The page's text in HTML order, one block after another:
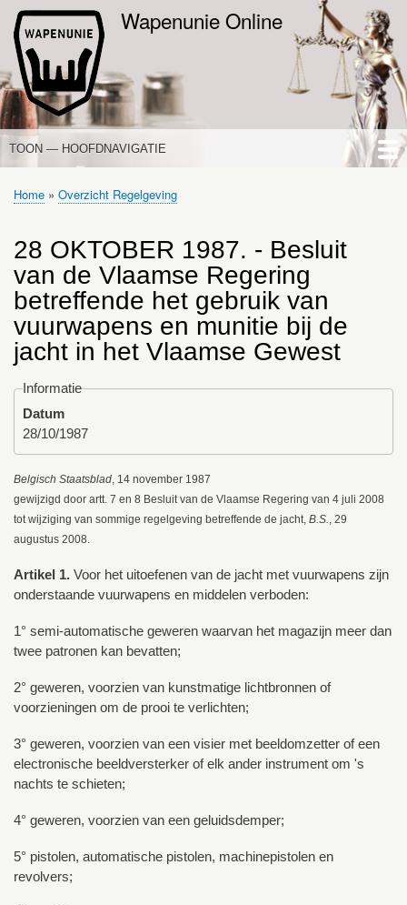
Overslaan
en
Wapenunie Online
HOOFDNAVIGATIE
TOON — HOOFDNAVIGATIE
HOME
NIEUWS
DE WAPENWET
STANDPUNTEN
PORTALEN
OVER WAPENUNIE
Kruimelpad
Home Overzicht Regelgeving
28 OKTOBER 1987. - Besluit
van de Vlaamse Regering
betreffende het gebruik van
vuurwapens en munitie bij de
jacht in het Vlaamse Gewest
Informatie
Datum
28/10/1987
Belgisch Staatsblad, 14 november 1987
gewijzigd door artt. 7 en 8 Besluit van de Vlaamse Regering van 4 juli 2008
tot wijziging van sommige regelgeving betreffende de jacht, B.S., 29
augustus 2008.
Artikel 1. Voor het uitoefenen van de jacht met vuurwapens zijn
onderstaande vuurwapens en middelen verboden:
1° semi-automatische geweren waarvan het magazijn meer dan
twee patronen kan bevatten;
2° geweren, voorzien van kunstmatige lichtbronnen of
voorzieningen om de prooi te verlichten;
3° geweren, voorzien van een visier met beeldomzetter of een
electronische beeldversterker of elk ander instrument om 's
nachts te schieten;
4° geweren, voorzien van een geluidsdemper;
5° pistolen, automatische pistolen, machinepistolen en
revolvers;